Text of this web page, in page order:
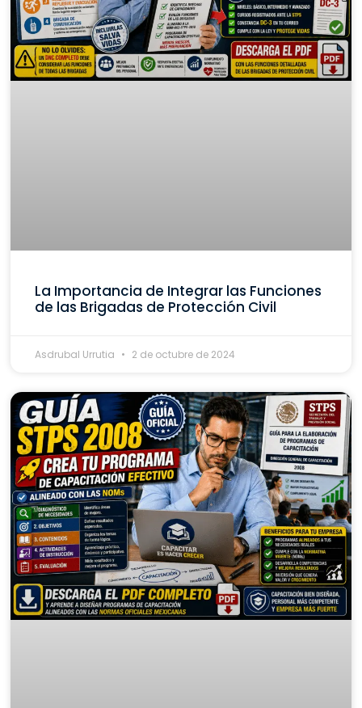
La Importancia de Integrar las Funciones
de las Brigadas de Protección Civil
Asdrubal Urrutia 2 de octubre de 2024